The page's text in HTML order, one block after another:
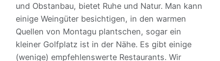
und Obstanbau, bietet Ruhe und Natur. Man kann
einige Weingüter besichtigen, in den warmen
Quellen von Montagu plantschen, sogar ein
kleiner Golfplatz ist in der Nähe. Es gibt einige
(wenige) empfehlenswerte Restaurants. Wir